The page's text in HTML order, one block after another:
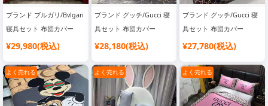
ブランド ブルガリ/Bvlgari
寝具セット 布団カバー
¥29,980(税込)
ブランド グッチ/Gucci 寝
具セット 布団カバー
¥28,180(税込)
ブランド グッチ/Gucci 寝
具セット 布団カバー
¥27,780(税込)
よく売れる よく売れる よく売れる